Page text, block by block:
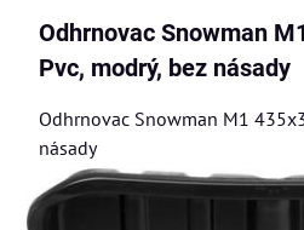
Odhrnovac Snowman
Pvc, modrý, bez násady
Odhrnovac Snowman M1
násady